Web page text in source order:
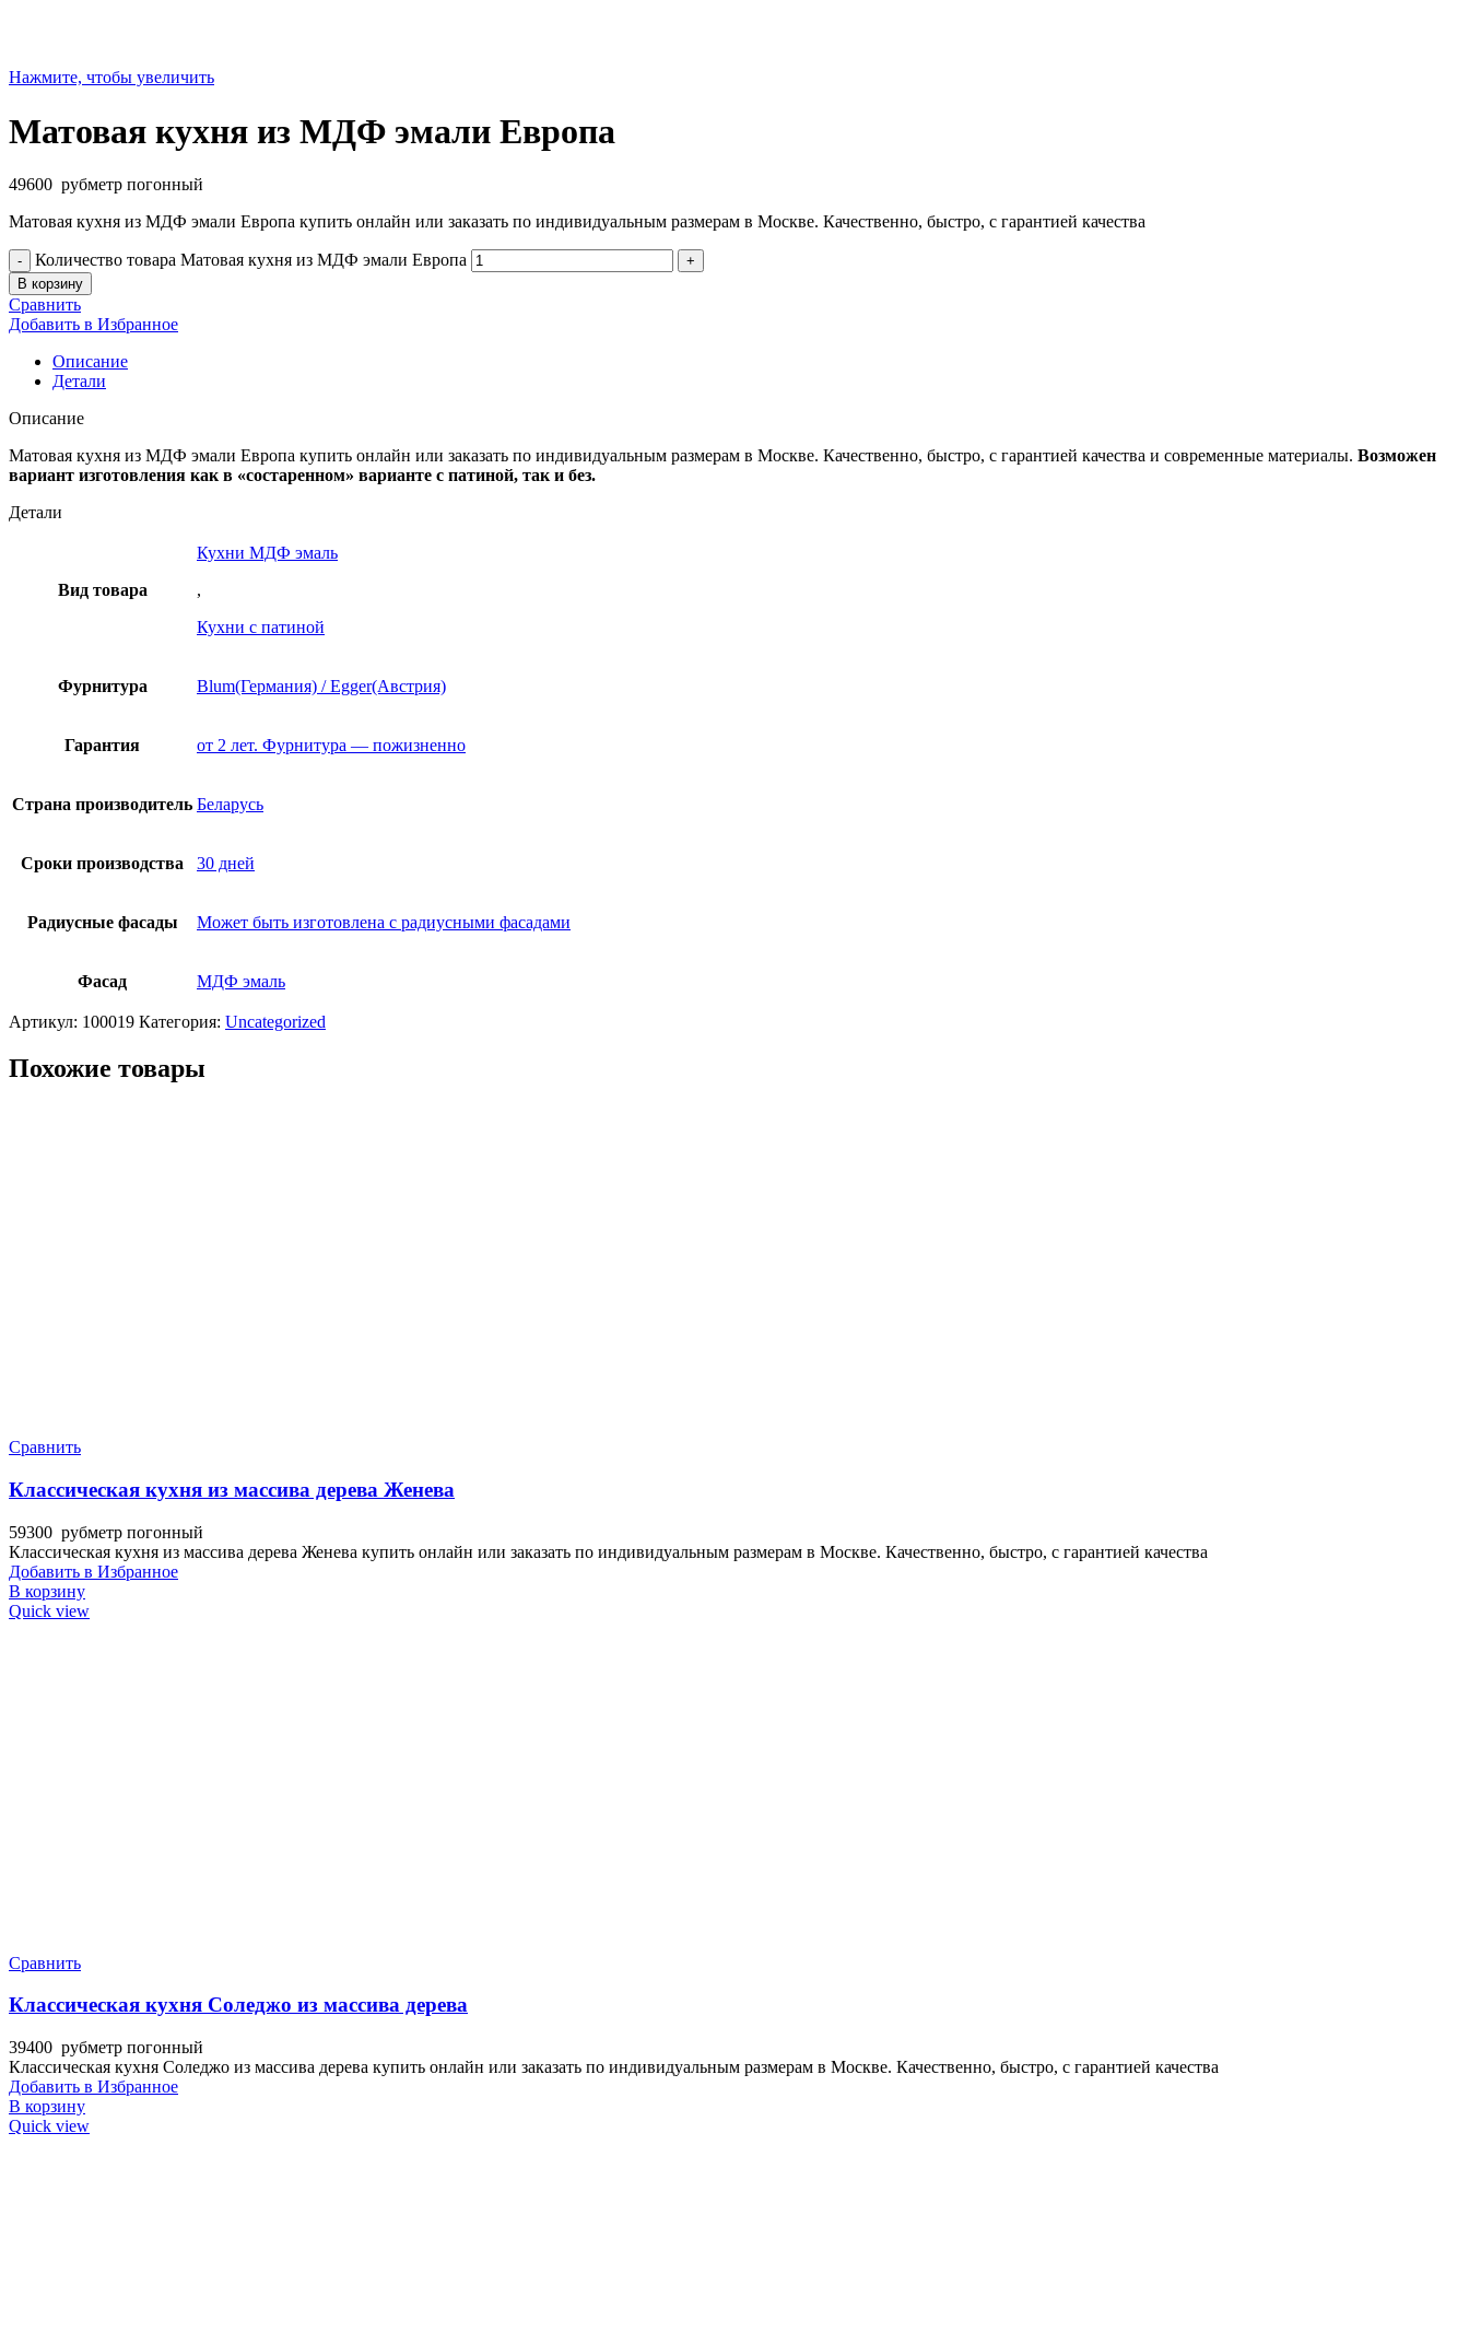
Нажмите, чтобы увеличить
Матовая кухня из МДФ эмали Европа
49600 рубметр погонный
Матовая кухня из МДФ эмали Европа купить онлайн или заказать по индивидуальным размерам в Москве. Качественно, быстро, с гарантией качества
Количество товара Матовая кухня из МДФ эмали Европа
В корзину
Сравнить
Добавить в Избранное
Описание
Детали
Описание
Матовая кухня из МДФ эмали Европа купить онлайн или заказать по индивидуальным размерам в Москве. Качественно, быстро, с гарантией качества и современные материалы. Возможен
вариант изготовления как в «состаренном» варианте с патиной, так и без.
Детали
Вид товара
Кухни МДФ эмаль
,
Кухни с патиной
Фурнитура Blum(Германия) / Egger(Австрия)
Гарантия от 2 лет. Фурнитура — пожизненно
Страна производитель Беларусь
Сроки производства 30 дней
Радиусные фасады Может быть изготовлена с радиусными фасадами
Фасад МДФ эмаль
Артикул: 100019 Категория: Uncategorized
Похожие товары
Сравнить
Классическая кухня из массива дерева Женева
59300 рубметр погонный
Классическая кухня из массива дерева Женева купить онлайн или заказать по индивидуальным размерам в Москве. Качественно, быстро, с гарантией качества
Добавить в Избранное
В корзину
Quick view
Сравнить
Классическая кухня Соледжо из массива дерева
39400 рубметр погонный
Классическая кухня Соледжо из массива дерева купить онлайн или заказать по индивидуальным размерам в Москве. Качественно, быстро, с гарантией качества
Добавить в Избранное
В корзину
Quick view